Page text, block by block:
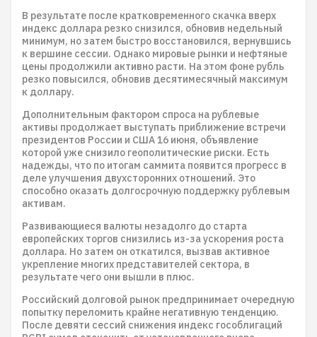
В результате после кратковременного скачка вверх
индекс доллара резко снизился, обновив недельный
минимум, но затем быстро восстановился, вернувшись
к вершине сессии. Однако мировые рынки и нефтяные
цены продолжили активно расти. На этом фоне рубль
резко повысился, обновив десятимесячный максимум
к доллару.
Дополнительным фактором спроса на рублевые
активы продолжает выступать приближение встречи
президентов России и США 16 июня, объявление
которой уже снизило геополитические риски. Есть
надежды, что по итогам саммита появится прогресс в
деле улучшения двухсторонних отношений. Это
способно оказать долгосрочную поддержку рублевым
активам.
Развивающиеся валюты незадолго до старта
европейских торгов снизились из-за ускорения роста
доллара. Но затем он откатился, вызвав активное
укрепление многих представителей сектора, в
результате чего они вышли в плюс.
Российский долговой рынок предпринимает очередную
попытку переломить крайне негативную тенденцию.
После девяти сессий снижения индекс гособлигаций